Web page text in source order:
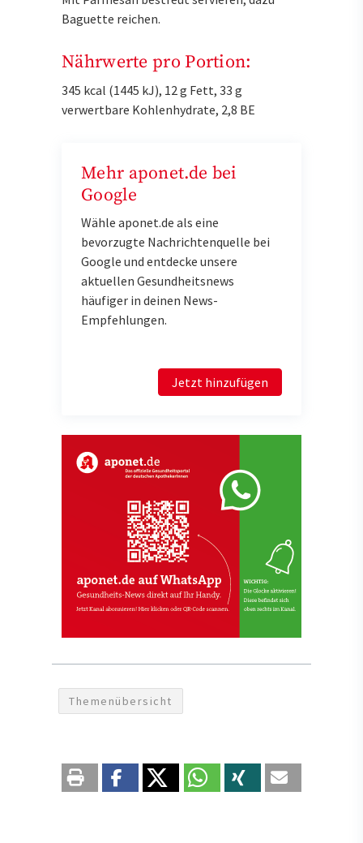
Baguette reichen.
Nährwerte pro Portion:
345 kcal (1445 kJ), 12 g Fett, 33 g
verwertbare Kohlenhydrate, 2,8 BE
Mehr aponet.de bei
Google
Wähle aponet.de als eine
bevorzugte Nachrichtenquelle bei
Google und entdecke unsere
aktuellen Gesundheitsnews
häufiger in deinen News-
Empfehlungen.
Jetzt hinzufügen
Themenübersicht